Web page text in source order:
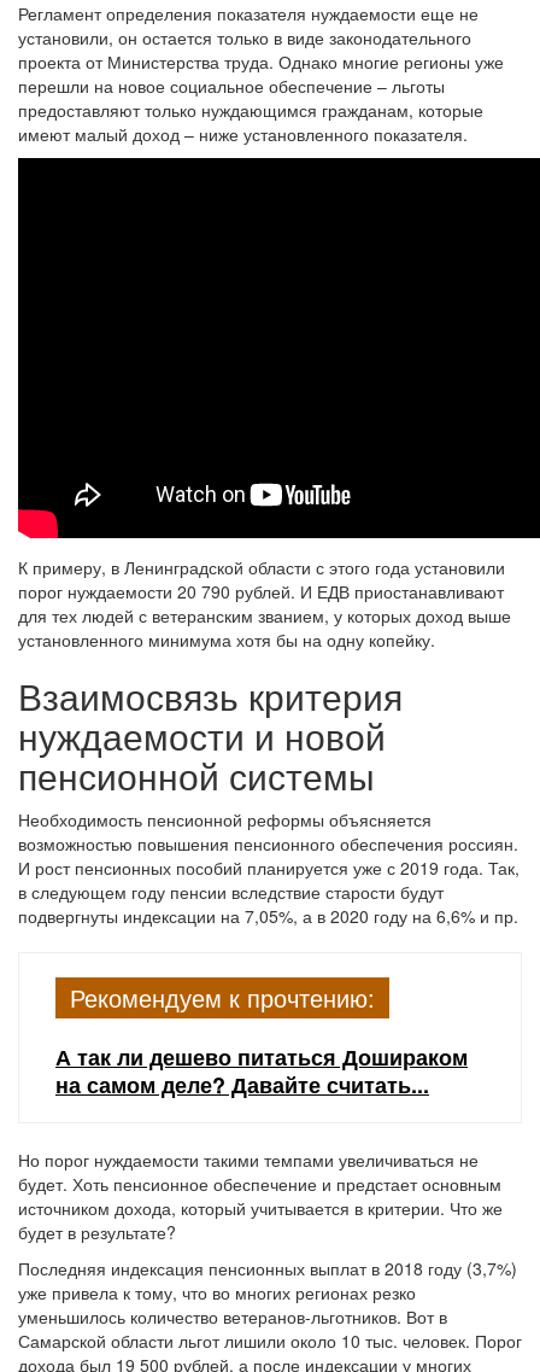
Регламент определения показателя нуждаемости еще не
установили, он остается только в виде законодательного
проекта от Министерства труда. Однако многие регионы уже
перешли на новое социальное обеспечение – льготы
предоставляют только нуждающимся гражданам, которые
имеют малый доход – ниже установленного показателя.
К примеру, в Ленинградской области с этого года установили
порог нуждаемости 20 790 рублей. И ЕДВ приостанавливают
для тех людей с ветеранским званием, у которых доход выше
установленного минимума хотя бы на одну копейку.
Взаимосвязь критерия
нуждаемости и новой
пенсионной системы
Необходимость пенсионной реформы объясняется
возможностью повышения пенсионного обеспечения россиян.
И рост пенсионных пособий планируется уже с 2019 года. Так,
в следующем году пенсии вследствие старости будут
подвергнуты индексации на 7,05%, а в 2020 году на 6,6% и пр.
Рекомендуем к прочтению:
А так ли дешево питаться Дошираком
на самом деле? Давайте считать...
Но порог нуждаемости такими темпами увеличиваться не
будет. Хоть пенсионное обеспечение и предстает основным
источником дохода, который учитывается в критерии. Что же
будет в результате?
Последняя индексация пенсионных выплат в 2018 году (3,7%)
уже привела к тому, что во многих регионах резко
уменьшилось количество ветеранов-льготников. Вот в
Самарской области льгот лишили около 10 тыс. человек. Порог
дохода был 19 500 рублей, а после индексации у многих